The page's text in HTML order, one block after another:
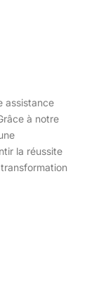
assistance
à notre
la réussite